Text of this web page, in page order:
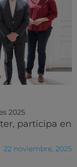
2025
participa en
22 noviembre, 2025